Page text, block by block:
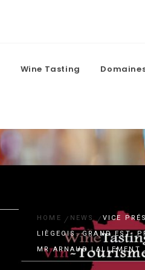
Wine Tasting
HOME NEWS
VICE
LIÈGEOIS. GRAND EST:
MR ARNAUD LALLEMENT